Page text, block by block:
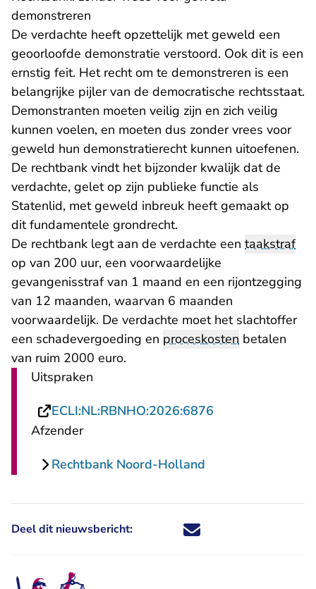
demonstreren
De verdachte heeft opzettelijk met geweld een
geoorloofde demonstratie verstoord. Ook dit is een
ernstig feit. Het recht om te demonstreren is een
belangrijke pijler van de democratische rechtsstaat.
Demonstranten moeten veilig zijn en zich veilig
kunnen voelen, en moeten dus zonder vrees voor
geweld hun demonstratierecht kunnen uitoefenen.
De rechtbank vindt het bijzonder kwalijk dat de
verdachte, gelet op zijn publieke functie als
Statenlid, met geweld inbreuk heeft gemaakt op
dit fundamentele grondrecht.
De rechtbank legt aan de verdachte een taakstraf
op van 200 uur, een voorwaardelijke
gevangenisstraf van 1 maand en een rijontzegging
van 12 maanden, waarvan 6 maanden
voorwaardelijk. De verdachte moet het slachtoffer
een schadevergoeding en proceskosten betalen
van ruim 2000 euro.
Uitspraken
ECLI:NL:RBNHO:2026:6876
Afzender
Rechtbank Noord-Holland
Deel dit nieuwsbericht: Deel dit nieuwsbericht via X -
Deel dit nieuwsbericht via
Deel dit nieuwsbericht
Deel dit